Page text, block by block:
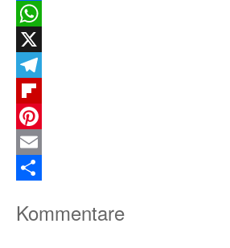
Facebook
WhatsApp
X
Telegram
Flipboard
Pinterest
Email
Kommentare